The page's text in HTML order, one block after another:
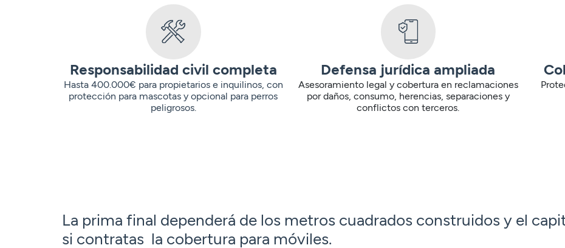
Responsabilidad civil completa
Hasta 400.000€ para propietarios e inquilinos, con
protección para mascotas y opcional para perros
peligrosos.
Defensa jurídica ampliada
Asesoramiento legal y cobertura en reclamaciones
por daños, consumo, herencias, separaciones y
conflictos con terceros.
La prima final dependerá de los metros cuadrados construidos y el
si contratas la cobertura para móviles.